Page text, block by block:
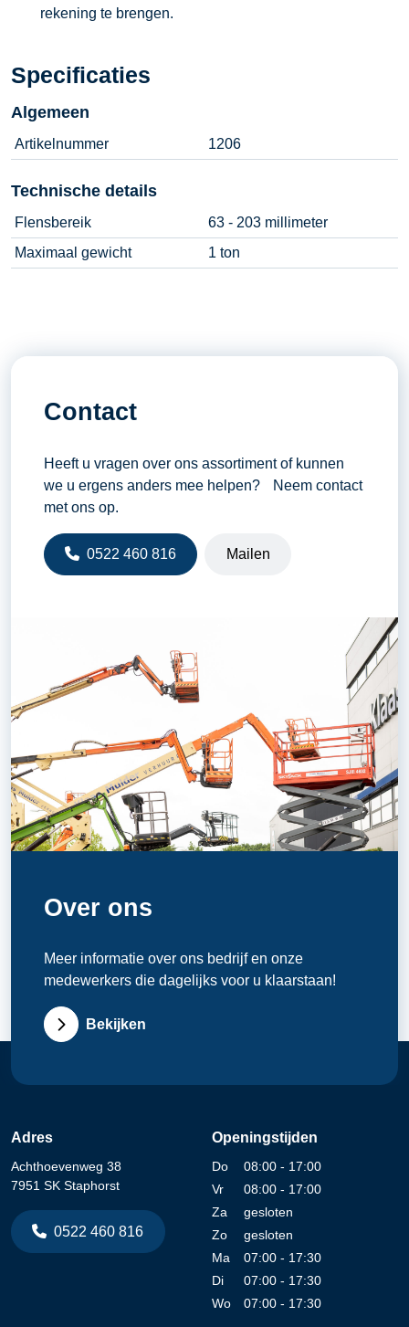
rekening te brengen.
Specificaties
Algemeen
Artikelnummer 1206
Technische details
Flensbereik
63 - 203 millimeter
Maximaal gewicht
1 ton
Contact
Heeft u vragen over ons assortiment of kunnen
we u ergens anders mee helpen? Neem contact
met ons op.
0522 460 816 Mailen
Over ons
Meer informatie over ons bedrijf en onze
medewerkers die dagelijks voor u klaarstaan!
Bekijken
Adres
Achthoevenweg 38
7951 SK Staphorst
0522 460 816
Openingstijden
Do
08:00 - 17:00
Vr
08:00 - 17:00
Za
gesloten
Zo
gesloten
Ma
07:00 - 17:30
Di
07:00 - 17:30
Wo
07:00 - 17:30